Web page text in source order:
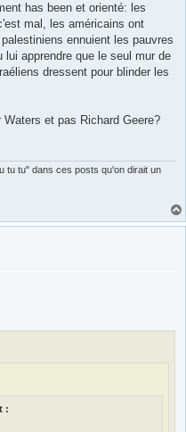
has been et orienté: les
mal, les américains ont
ennuient les pauvres
lui apprendre que le seul mur de
dressent pour blinder les
et pas Richard Geere?
tu tu" dans ces posts qu'on dirait un
: